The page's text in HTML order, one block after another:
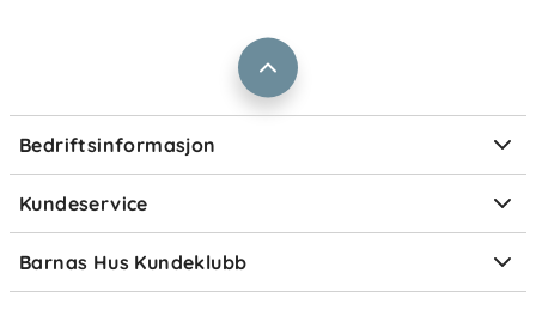
Bedriftsinformasjon
Størrelsesguider
Kundeservice
Ofte stilte spørsmål
Om Klarna
Barnas Hus Kundeklubb
Medlemsvilkår